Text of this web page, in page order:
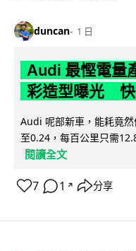
duncan 1 日
Audi 最慳電
彩造型曝光 快
Audi 呢部新車，能耗竟
至0.24，每百公里只需
閱讀全文
7 1 ↗ 分享